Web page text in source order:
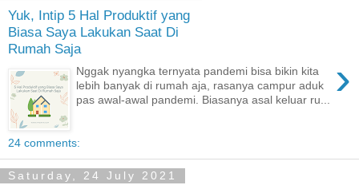
Yuk, Intip 5 Hal Produktif yang
Biasa Saya Lakukan Saat Di
Rumah Saja
›
Nggak nyangka ternyata pandemi bisa bikin kita
lebih banyak di rumah aja, rasanya campur aduk
pas awal-awal pandemi. Biasanya asal keluar ru...
24 comments:
Saturday, 24 July 2021